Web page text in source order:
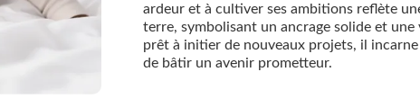
ardeur et à cultiver ses ambitions reflète
terre, symbolisant un ancrage solide et
prêt à initier de nouveaux projets, il
de bâtir un avenir prometteur.